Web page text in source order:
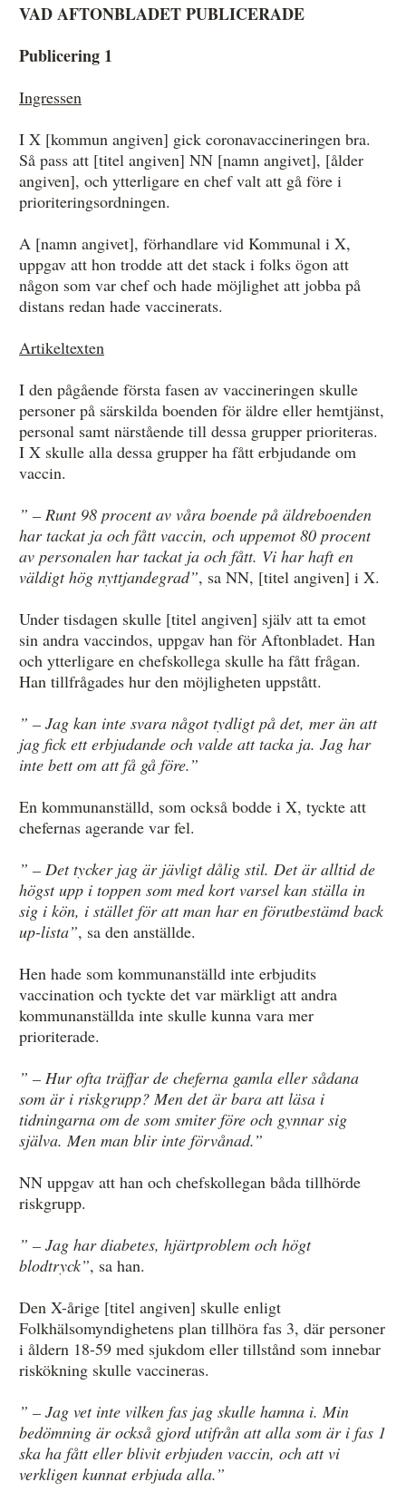
VAD AFTONBLADET PUBLICERADE
Publicering 1
Ingressen
I X [kommun angiven] gick coronavaccineringen bra.
Så pass att [titel angiven] NN [namn angivet], [ålder
angiven], och ytterligare en chef valt att gå före i
prioriteringsordningen.
A [namn angivet], förhandlare vid Kommunal i X,
uppgav att hon trodde att det stack i folks ögon att
någon som var chef och hade möjlighet att jobba på
distans redan hade vaccinerats.
Artikeltexten
I den pågående första fasen av vaccineringen skulle
personer på särskilda boenden för äldre eller hemtjänst,
personal samt närstående till dessa grupper prioriteras.
I X skulle alla dessa grupper ha fått erbjudande om
vaccin.
” – Runt 98 procent av våra boende på äldreboenden
har tackat ja och fått vaccin, och uppemot 80 procent
av personalen har tackat ja och fått. Vi har haft en
väldigt hög nyttjandegrad”, sa NN, [titel angiven] i X.
Under tisdagen skulle [titel angiven] själv att ta emot
sin andra vaccindos, uppgav han för Aftonbladet. Han
och ytterligare en chefskollega skulle ha fått frågan.
Han tillfrågades hur den möjligheten uppstått.
” – Jag kan inte svara något tydligt på det, mer än att
jag fick ett erbjudande och valde att tacka ja. Jag har
inte bett om att få gå före.”
En kommunanställd, som också bodde i X, tyckte att
chefernas agerande var fel.
” – Det tycker jag är jävligt dålig stil. Det är alltid de
högst upp i toppen som med kort varsel kan ställa in
sig i kön, i stället för att man har en förutbestämd back
up-lista”, sa den anställde.
Hen hade som kommunanställd inte erbjudits
vaccination och tyckte det var märkligt att andra
kommunanställda inte skulle kunna vara mer
prioriterade.
” – Hur ofta träffar de cheferna gamla eller sådana
som är i riskgrupp? Men det är bara att läsa i
tidningarna om de som smiter före och gynnar sig
själva. Men man blir inte förvånad.”
NN uppgav att han och chefskollegan båda tillhörde
riskgrupp.
” – Jag har diabetes, hjärtproblem och högt
blodtryck”, sa han.
Den X-årige [titel angiven] skulle enligt
Folkhälsomyndighetens plan tillhöra fas 3, där personer
i åldern 18-59 med sjukdom eller tillstånd som innebar
riskökning skulle vaccineras.
” – Jag vet inte vilken fas jag skulle hamna i. Min
bedömning är också gjord utifrån att alla som är i fas 1
ska ha fått eller blivit erbjuden vaccin, och att vi
verkligen kunnat erbjuda alla.”